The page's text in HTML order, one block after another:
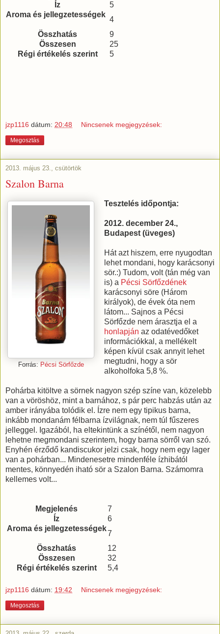
Íz
5
Aroma és jellegzetességek
4
Összhatás
9
Összesen
25
Régi értékelés szerint
5
jzp1116 dátum: 20:48 Nincsenek megjegyzések:
Megosztás
2013. május 23., csütörtök
Szalon Barna
Forrás: Pécsi Sörfőzde
Tesztelés időpontja:
2012. december 24.,
Budapest (üveges)
Hát azt hiszem, erre nyugodtan
lehet mondani, hogy karácsonyi
sör.:) Tudom, volt (tán még van
is) a Pécsi Sörfőzdének
karácsonyi söre (Három
királyok), de évek óta nem
látom... Sajnos a Pécsi
Sörfőzde nem árasztja el a
honlapján az odatévedőket
információkkal, a mellékelt
képen kívül csak annyit lehet
megtudni, hogy a sör
alkoholfoka 5,8 %.
Pohárba kitöltve a sörnek nagyon szép színe van, közelebb
van a vöröshöz, mint a barnához, s pár perc habzás után az
amber irányába tolódik el. Ízre nem egy tipikus barna,
inkább mondanám félbarna ízvilágnak, nem túl fűszeres
jelleggel. Igazából, ha eltekintünk a színétől, nem nagyon
lehetne megmondani szerintem, hogy barna sörről van szó.
Enyhén érződő kandiscukor jelzi csak, hogy nem egy lager
van a pohárban... Mindenesetre mindenféle ízhibától
mentes, könnyedén iható sör a Szalon Barna. Számomra
kellemes volt...
Megjelenés
7
Íz
6
Aroma és jellegzetességek
7
Összhatás
12
Összesen
32
Régi értékelés szerint
5,4
jzp1116 dátum: 19:42 Nincsenek megjegyzések:
Megosztás